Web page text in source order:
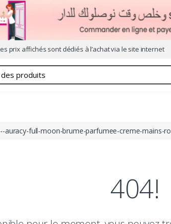
prix affichés sont dédiés à l’achat via le site internet
auracy-full-moon-brume-parfumee-creme-mains-
404!